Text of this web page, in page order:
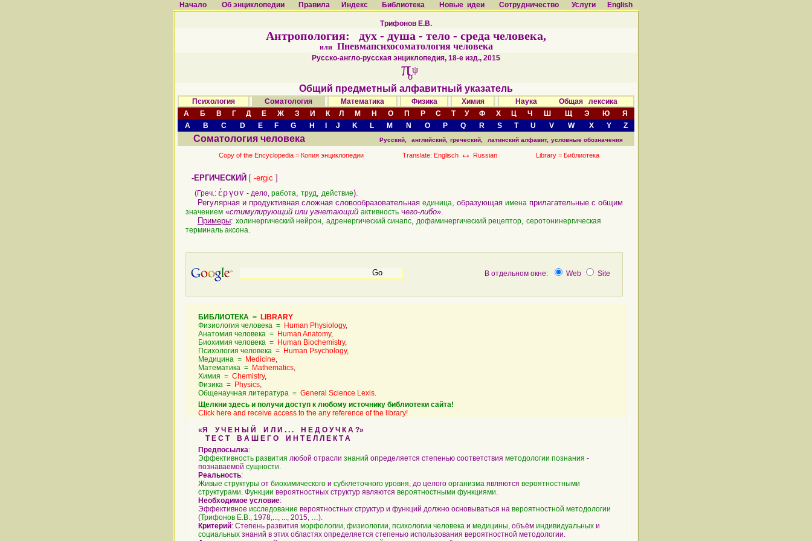
Начало Об энциклопедии Правила Индекс Библиотека Новые идеи Сотрудничество Услуги English
Трифонов Е.В.
Антропология: дух - душа - тело - среда человека,
или Пневмапсихосоматология человека
Русско-англо-русская энциклопедия, 18-е изд., 2015
πψ
σ
Общий предметный алфавитный указатель
Психология Соматология Математика Физика Химия
Наука Общая лексика
А
Б В Г Д Е Ж З И К Л М Н О П Р С Т У Ф Х Ц Ч Ш Щ Э Ю
Я
A
B C D E F G H J K L M N O P Q R S T U V W X Y Z
Соматология человека Русский, английский, греческий, латинский алфавит, условные обозначения
Copy of the Encyclopedia = Копия энциклопедии Translate: Englisch ↔ Russian Library = Библиотека
-ЕРГИЧЕСКИЙ [ -ergic ]
(Греч.: έργον - дело, работа, труд, действие).
Регулярная и продуктивная сложная словообразовательная единица, образующая имена прилагательные с общим
значением «стимулирующий или угнетающий активность чего-либо».
Примеры: холинергический нейрон, адренергический синапс, дофаминергический рецептор, серотонинергическая
терминаль аксона.
В отдельном окне: Web Site
БИБЛИОТЕКА = LIBRARY
Физиология человека = Human Physiology,
Анатомия человека = Human Anatomy,
Биохимия человека = Human Biochemistry,
Психология человека = Human Psychology,
Медицина = Medicine,
Математика = Mathematics,
Химия = Chemistry,
Физика = Physics,
Общенаучная литература = General Science Lexis.
Щелкни здесь и получи доступ к любому источнику библиотеки сайта!
Click here and receive access to the any reference of the library!
«Я У Ч Е Н Ы Й И Л И . . . Н Е Д О У Ч К А ?»
Т Е С Т В А Ш Е Г О И Н Т Е Л Л Е К Т А
Предпосылка:
Эффективность развития любой отрасли знаний определяется степенью соответствия методологии познания -
познаваемой сущности.
Реальность:
Живые структуры от биохимического и субклеточного уровня, до целого организма являются вероятностными
структурами. Функции вероятностных структур являются вероятностными функциями.
Необходимое условие:
Эффективное исследование вероятностных структур и функций должно основываться на вероятностной методологии
(Трифонов Е.В., 1978,..., ..., 2015, …).
Критерий: Степень развития морфологии, физиологии, психологии человека и медицины, объём индивидуальных и
социальных знаний в этих областях определяется степенью использования вероятностной методологии.